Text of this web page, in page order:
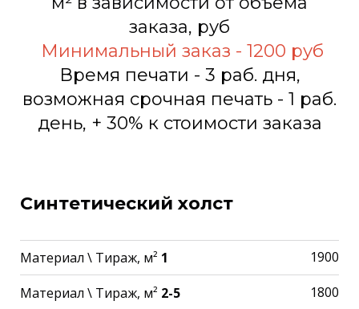
заказа, руб
Минимальный заказ - 1200 руб
Время печати - 3 раб. дня,
возможная срочная печать - 1 раб.
день, + 30% к стоимости заказа
Синтетический холст
Материал \ Тираж, м² 1 1900
Материал \ Тираж, м² 2-5 1800